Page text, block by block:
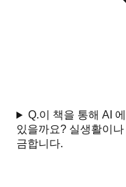
Q.이 책을 통해 AI
있을까요? 실생활이
금합니다.